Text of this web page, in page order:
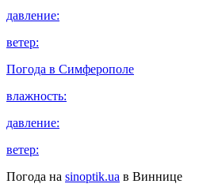
давление:
ветер:
Погода в Симферополе
влажность:
давление:
ветер:
Погода на sinoptik.ua в Виннице